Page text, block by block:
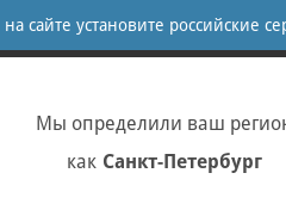
сайте установите
Мы определили ваш
как Санкт-Петербург
+7 (812) 655-67-58 Запчасти -
+7 (812) 655-67-37 Ремонт